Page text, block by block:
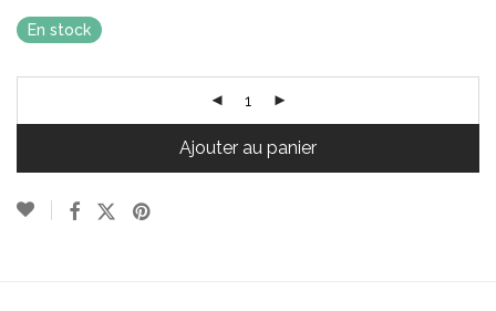
En stock
Ajouter au panier